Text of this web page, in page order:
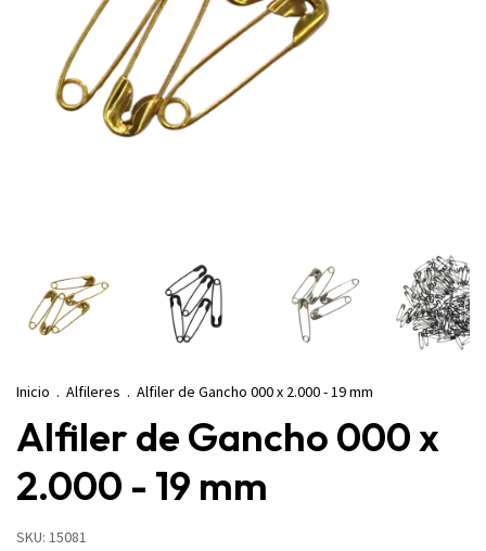
Inicio . Alfileres . Alfiler de Gancho 000 x 2.000 - 19 mm
Alfiler de Gancho 000 x
2.000 - 19 mm
SKU: 15081